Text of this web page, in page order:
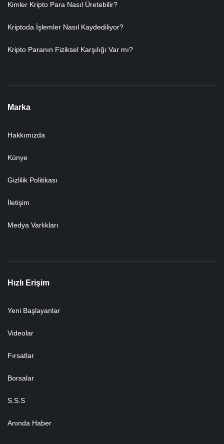
Kimler Kripto Para Nasıl Üretebilir?
Kriptoda İşlemler Nasıl Kaydediliyor?
Kripto Paranın Fiziksel Karşılığı Var mı?
Marka
Hakkımızda
Künye
Gizlilik Politikası
İletişim
Medya Varlıkları
Hızlı Erişim
Yeni Başlayanlar
Videolar
Fırsatlar
Borsalar
S.S.S
Anında Haber